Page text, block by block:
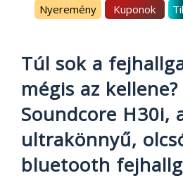
Nyeremény Kuponok
Túl sok a
mégis az
Soundcore H30i,
ultrakönnyű,
bluetooth